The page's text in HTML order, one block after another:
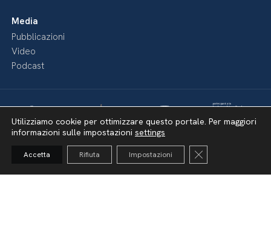
Media
Pubblicazioni
Video
Podcast
Utilizziamo cookie per ottimizzare questo portale. Per maggiori
informazioni sulle impostazioni settings
Accetta Rifiuta Impostazioni Close GDPR